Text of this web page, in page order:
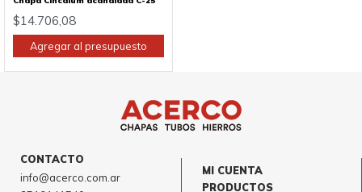
$14.706,08
Agregar al presupuesto
CONTACTO
info@acerco.com.ar
MI CUENTA
PRODUCTOS